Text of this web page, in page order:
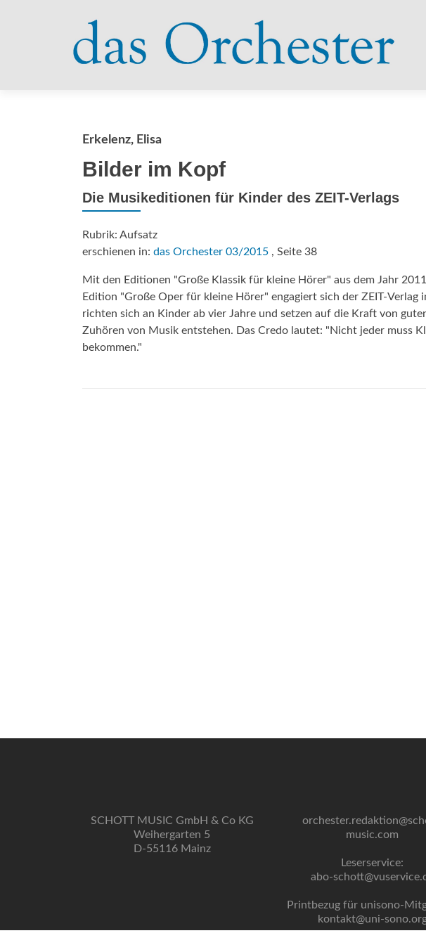
Erkelenz, Elisa
Bilder im Kopf
Die Musikeditionen für Kinder des ZEIT-Verlags
Rubrik: Aufsatz
erschienen in: das Orchester 03/2015 , Seite 38
Mit den Editionen "Große Klassik für kleine Hörer" aus dem Jahr
Edition "Große Oper für kleine Hörer" engagiert sich der ZEIT-
richten sich an Kinder ab vier Jahre und setzen auf die Kraft von
Zuhören von Musik entstehen. Das Credo lautet: "Nicht jeder muss
bekommen."
SCHOTT MUSIC GmbH & Co KG
Weihergarten 5
D-55116 Mainz
music.com
Leserservice:
abo-
Printbezug für unisono-
kontakt@uni-